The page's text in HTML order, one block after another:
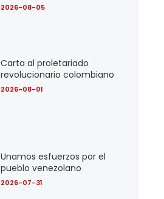
2026-08-05
Carta al proletariado
revolucionario colombiano
2026-08-01
Unamos esfuerzos por el
pueblo venezolano
2026-07-31